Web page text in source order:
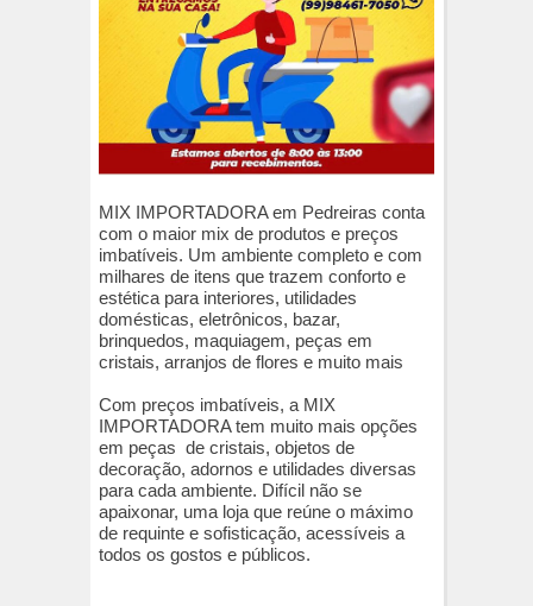
MIX IMPORTADORA em Pedreiras conta
com o maior mix de produtos e preços
imbatíveis. Um ambiente completo e com
milhares de itens que trazem conforto e
estética para interiores, utilidades
domésticas, eletrônicos, bazar,
brinquedos, maquiagem, peças em
cristais, arranjos de flores e muito mais
Com preços imbatíveis, a MIX
IMPORTADORA tem muito mais opções
em peças de cristais, objetos de
decoração, adornos e utilidades diversas
para cada ambiente. Difícil não se
apaixonar, uma loja que reúne o máximo
de requinte e sofisticação, acessíveis a
todos os gostos e públicos.